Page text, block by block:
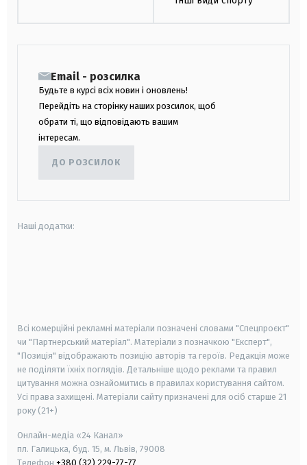
Email - розсилка
Будьте в курсі всіх новин і оновлень!
Перейдіть на сторінку наших розсилок, щоб
обрати ті, що відповідають вашим
інтересам.
ДО РОЗСИЛОК
Наші додатки:
Всі комерційні рекламні матеріали позначені словами "Спецпроєкт"
чи "Партнерський матеріал". Матеріали з позначкою "Експерт",
"Позиція" відображають позицію авторів та героїв. Редакція може
не поділяти їхніх поглядів. Детальніше щодо реклами та правил
цитування можна ознайомитись в правилах користування сайтом.
Усі права захищені. Матеріали сайту призначені для осіб старше 21
року (21+)
Онлайн-медіа «24 Канал»
пл. Галицька, буд. 15, м. Львів, 79008
Телефон +380 (32) 229-77-77